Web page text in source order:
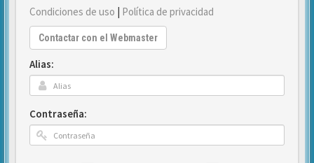
Condiciones de uso | Política de privacidad
Contactar con el Webmaster
Alias:
Contraseña: